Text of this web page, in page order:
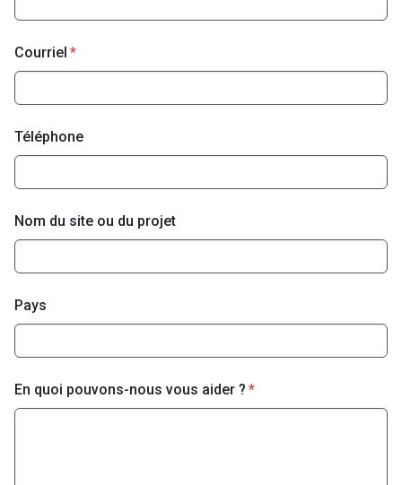
Courriel
Téléphone
Nom du site ou du projet
Pays
En quoi pouvons-nous vous aider ?